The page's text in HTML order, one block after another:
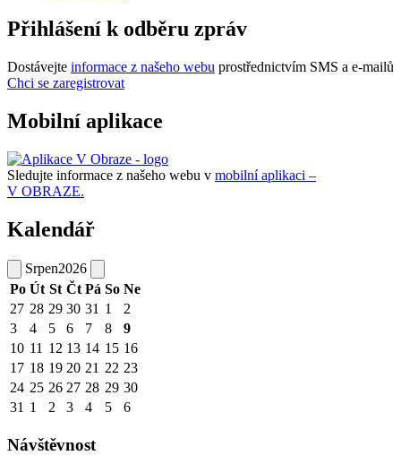
Přihlášení k odběru zpráv
Dostávejte informace z našeho webu prostřednictvím SMS a e-mailů
Chci se zaregistrovat
Mobilní aplikace
Sledujte informace z našeho webu v mobilní aplikaci –
V OBRAZE.
Kalendář
Srpen2026
Po Út St Čt Pá So Ne
27 28 29 30 31 1
2
3
4 5 6 7 8
9
10 11 12 13 14 15 16
17 18 19 20 21 22 23
24 25 26 27 28 29 30
31 1 2 3 4 5 6
Návštěvnost